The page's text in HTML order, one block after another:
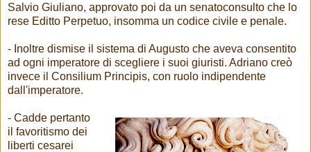
Salvio Giuliano, approvato poi da un senatoconsulto che lo
rese Editto Perpetuo, insomma un codice civile e penale.
- Inoltre dismise il sistema di Augusto che aveva consentito
ad ogni imperatore di scegliere i suoi giuristi. Adriano creò
invece il Consilium Principis, con ruolo indipendente
dall'imperatore.
- Cadde pertanto
il favoritismo dei
liberti cesarei